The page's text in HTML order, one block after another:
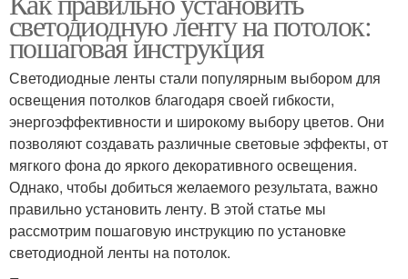
светодиодную ленту на потолок:
пошаговая инструкция
Светодиодные ленты стали популярным выбором для
освещения потолков благодаря своей гибкости,
энергоэффективности и широкому выбору цветов. Они
позволяют создавать различные световые эффекты, от
мягкого фона до яркого декоративного освещения.
Однако, чтобы добиться желаемого результата, важно
правильно установить ленту. В этой статье мы
рассмотрим пошаговую инструкцию по установке
светодиодной ленты на потолок.